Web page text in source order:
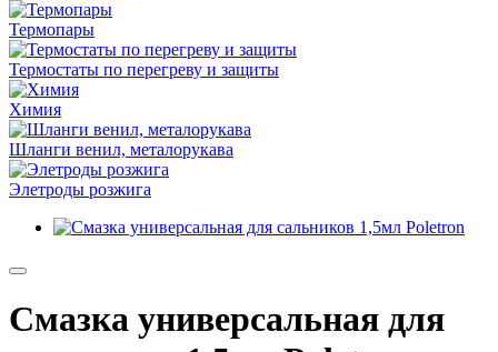
Термопары
Термостаты по перегреву и защиты
Химия
Шланги венил, металорукава
Элетроды розжига
Cмазка универсальная для